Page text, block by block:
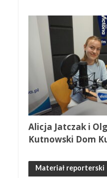
Alicja Jatczak i
Kutnowski Dom
Materiał reporterski